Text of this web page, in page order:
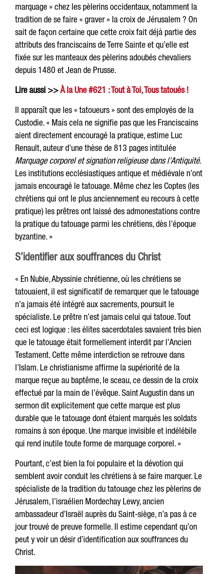
marquage » chez les pèlerins occidentaux, notamment la
tradition de se faire « graver » la croix de Jérusalem ? On
sait de façon certaine que cette croix fait déjà partie des
attributs des franciscains de Terre Sainte et qu’elle est
fixée sur les manteaux des pèlerins adoubés chevaliers
depuis 1480 et Jean de Prusse.
Lire aussi >>À la Une #621 : Tout à Toi, Tous tatoués !
Il apparaît que les « tatoueurs » sont des employés de la
Custodie. « Mais cela ne signifie pas que les Franciscains
aient directement encouragé la pratique, estime Luc
Renault, auteur d’une thèse de 813 pages intitulée
Marquage corporel et signation religieuse dans l’Antiquité.
Les institutions ecclésiastiques antique et médiévale n’ont
jamais encouragé le tatouage. Même chez les Coptes (les
chrétiens qui ont le plus anciennement eu recours à cette
pratique) les prêtres ont laissé des admonestations contre
la pratique du tatouage parmi les chrétiens, dès l’époque
byzantine. »
S’identifier aux souffrances du Christ
« En Nubie, Abyssinie chrétienne, où les chrétiens se
tatouaient, il est significatif de remarquer que le tatouage
n’a jamais été intégré aux sacrements, poursuit le
spécialiste. Le prêtre n’est jamais celui qui tatoue. Tout
ceci est logique : les élites sacerdotales savaient très bien
que le tatouage était formellement interdit par l’Ancien
Testament. Cette même interdiction se retrouve dans
l’Islam. Le christianisme affirme la supériorité de la
marque reçue au baptême, le sceau, ce dessin de la croix
effectué par la main de l’évêque. Saint Augustin dans un
sermon dit explicitement que cette marque est plus
durable que le tatouage dont étaient marqués les soldats
romains à son époque. Une marque invisible et indélébile
qui rend inutile toute forme de marquage corporel. »
Pourtant, c’est bien la foi populaire et la dévotion qui
semblent avoir conduit les chrétiens à se faire marquer. Le
spécialiste de la tradition du tatouage chez les pèlerins de
Jérusalem, l’israélien Mordechay Lewy, ancien
ambassadeur d’Israël auprès du Saint-siège, n’a pas à ce
jour trouvé de preuve formelle. Il estime cependant qu’on
peut y voir un désir d’identification aux souffrances du
Christ.